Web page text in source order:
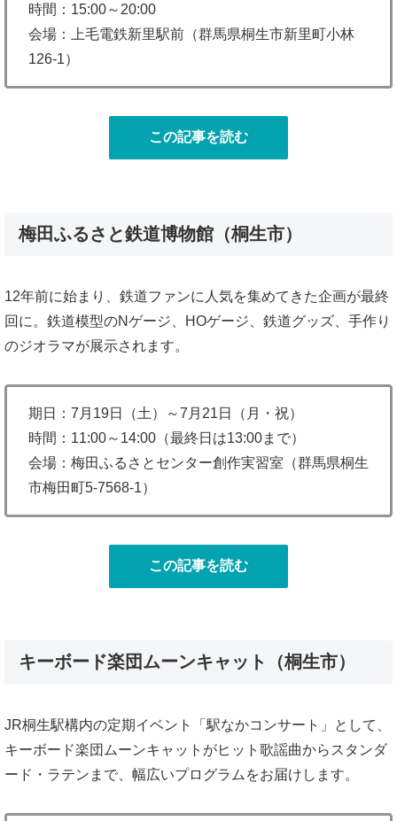
時間：15:00～20:00
会場：上毛電鉄新里駅前（群馬県桐生市新里町小林
126-1）
この記事を読む
梅田ふるさと鉄道博物館（桐生市）
12年前に始まり、鉄道ファンに人気を集めてきた企画が最終
回に。鉄道模型のNゲージ、HOゲージ、鉄道グッズ、手作り
のジオラマが展示されます。
期日：7月19日（土）～7月21日（月・祝）
時間：11:00～14:00（最終日は13:00まで）
会場：梅田ふるさとセンター創作実習室（群馬県桐生
市梅田町5-7568-1）
この記事を読む
キーボード楽団ムーンキャット（桐生市）
JR桐生駅構内の定期イベント「駅なかコンサート」として、
キーボード楽団ムーンキャットがヒット歌謡曲からスタンダ
ード・ラテンまで、幅広いプログラムをお届けします。